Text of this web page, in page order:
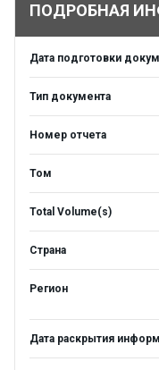
ПОДРОБНАЯ
Дата подготовки
Тип документа
Номер отчета
Том
Total Volume(s)
Страна
Регион
Дата раскрытия